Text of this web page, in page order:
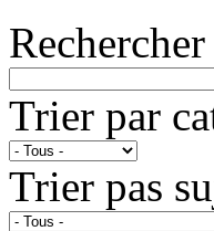
Trier par
Trier pas